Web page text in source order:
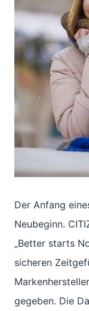
Der Anfang
Neubeginn.
„Better starts
sicheren
gegeben. Die